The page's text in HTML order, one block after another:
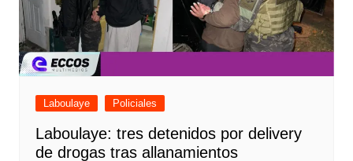
Laboulaye Policiales
Laboulaye: tres detenidos por delivery
de drogas tras allanamientos